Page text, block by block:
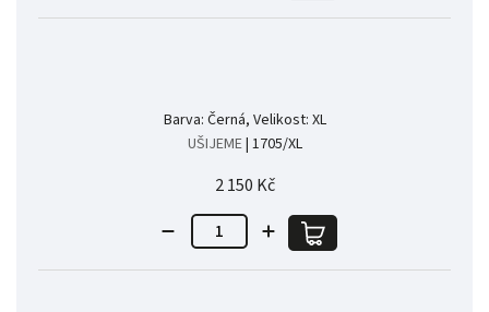
Barva: Černá, Velikost: XL
UŠIJEME| 1705/XL
2 150 Kč